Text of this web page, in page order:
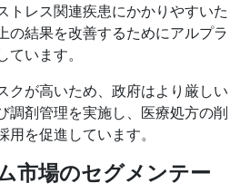
トレス関連疾患にかかりやすいた
の結果を改善するためにアルプラ
います。
クが高いため、政府はより厳しい
調剤管理を実施し、医療処方の削
を促進しています。
市場のセグメンテー